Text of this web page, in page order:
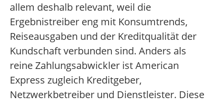
allem deshalb relevant, weil die
Ergebnistreiber eng mit Konsumtrends,
Reiseausgaben und der Kreditqualität der
Kundschaft verbunden sind. Anders als
reine Zahlungsabwickler ist American
Express zugleich Kreditgeber,
Netzwerkbetreiber und Dienstleister. Diese